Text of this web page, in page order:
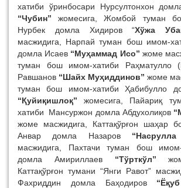
хатиби ўринбосари Нурсултонхон
“Чубин” жомесига, Жомбой туман
Нурбек домла Хидиров “Хўжа
масжидига, Нарпай туман бош имом-
домла Исаев “Муҳаммад Исо” жоме
туман бош имом-хатиби Раҳматулло
Равшанов “Шайх Муҳиддинов” жоме
туман бош имом-хатиби Ҳабибулло
“Қуйиқишлоқ” жомесига, Пайариқ
хатиби Мансуржон домла Абдухолиқов
жоме масжидига, Каттақўрғон шаҳар
Анвар домла Назаров
масжидига, Пахтачи туман бош
домла Амириллаев “Тўрткўл”
Каттақўрғон тумани “Янги Равот”
Фахриддин домла Баҳодиров